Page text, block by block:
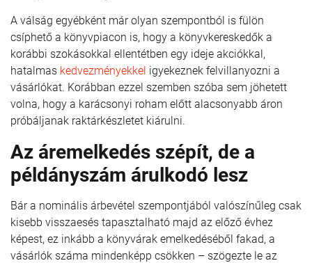
A válság egyébként már olyan szempontból is fülön
csíphető a könyvpiacon is, hogy a könyvkereskedők a
korábbi szokásokkal ellentétben egy ideje akciókkal,
hatalmas kedvezményekkel igyekeznek felvillanyozni a
vásárlókat. Korábban ezzel szemben szóba sem jöhetett
volna, hogy a karácsonyi roham előtt alacsonyabb áron
próbáljanak raktárkészletet kiárulni.
Az áremelkedés szépít, de a
példányszám árulkodó lesz
Bár a nominális árbevétel szempontjából valószínűleg csak
kisebb visszaesés tapasztalható majd az előző évhez
képest, ez inkább a könyvárak emelkedéséből fakad, a
vásárlók száma mindenképp csökken – szögezte le az